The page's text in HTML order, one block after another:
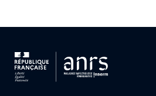
Collaboration avec les acteurs
Retrouvez toutes les cellules
inactives.